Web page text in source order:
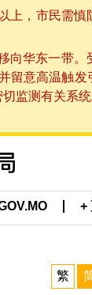
，市民需
华东一带
意高温触
监测有关系
+
繁